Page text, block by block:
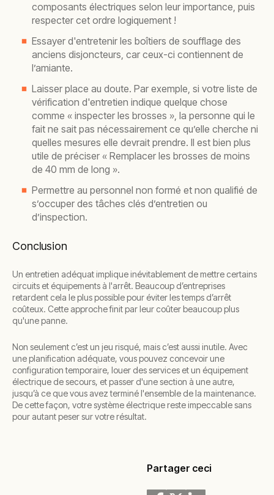
composants électriques selon leur importance, puis
respecter cet ordre logiquement !
Essayer d'entretenir les boîtiers de soufflage des
anciens disjoncteurs, car ceux-ci contiennent de
l’amiante.
Laisser place au doute. Par exemple, si votre liste de
vérification d'entretien indique quelque chose
comme « inspecter les brosses », la personne qui le
fait ne sait pas nécessairement ce qu’elle cherche ni
quelles mesures elle devrait prendre. Il est bien plus
utile de préciser « Remplacer les brosses de moins
de 40 mm de long ».
Permettre au personnel non formé et non qualifié de
s’occuper des tâches clés d’entretien ou
d’inspection.
Conclusion
Un entretien adéquat implique inévitablement de mettre certains
circuits et équipements à l'arrêt. Beaucoup d’entreprises
retardent cela le plus possible pour éviter les temps d’arrêt
coûteux. Cette approche finit par leur coûter beaucoup plus
qu'une panne.
Non seulement c’est un jeu risqué, mais c’est aussi inutile. Avec
une planification adéquate, vous pouvez concevoir une
configuration temporaire, louer des services et un équipement
électrique de secours, et passer d'une section à une autre,
jusqu’à ce que vous avez terminé l'ensemble de la maintenance.
De cette façon, votre système électrique reste impeccable sans
pour autant peser sur votre résultat.
Partager ceci